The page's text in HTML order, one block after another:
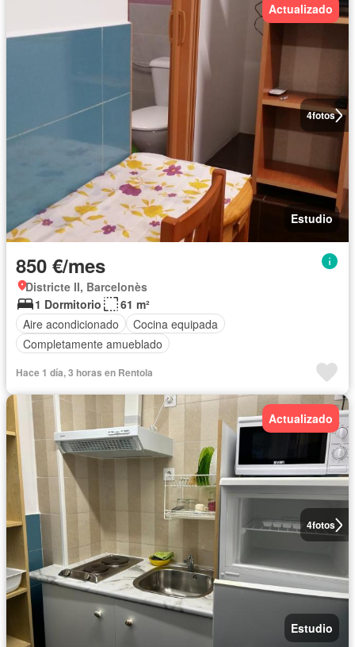
4fotos
Actualizado
Estudio
850 €/mes
Districte II, Barcelonès
1 Dormitorio
61 m²
Aire acondicionado
Cocina equipada
Completamente amueblado
Hace 1 día, 3 horas en Rentola
4fotos
Actualizado
Estudio